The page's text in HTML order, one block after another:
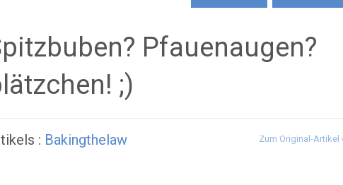
Pfauenaugen?
;)
: Bakingthelaw Zum Original-Artikel